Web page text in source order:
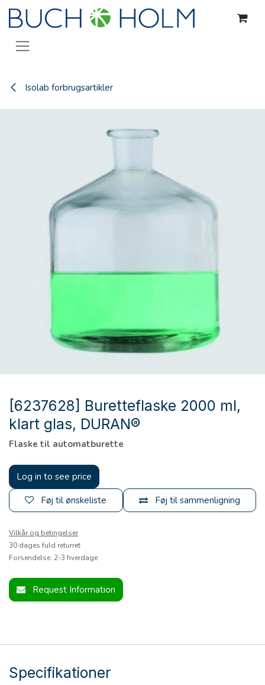
Gå til indhold
Isolab forbrugsartikler
[6237628] Buretteflaske 2000 ml,
klart glas, DURAN®
Flaske til automatburette
Log in to see price
Føj til sammenligning
Føj til ønskeliste
Vilkår og betingelser
30 dages fuld returret
Forsendelse: 2-3 hverdage
Request Information
Specifikationer